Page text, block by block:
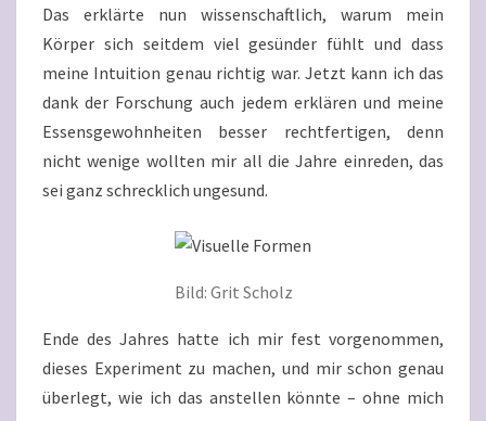
Das erklärte nun wissenschaftlich, warum mein
Körper sich seitdem viel gesünder fühlt und dass
meine Intuition genau richtig war. Jetzt kann ich das
dank der Forschung auch jedem erklären und meine
Essensgewohnheiten besser rechtfertigen, denn
nicht wenige wollten mir all die Jahre einreden, das
sei ganz schrecklich ungesund.
Bild: Grit Scholz
Ende des Jahres hatte ich mir fest vorgenommen,
dieses Experiment zu machen, und mir schon genau
überlegt, wie ich das anstellen könnte – ohne mich